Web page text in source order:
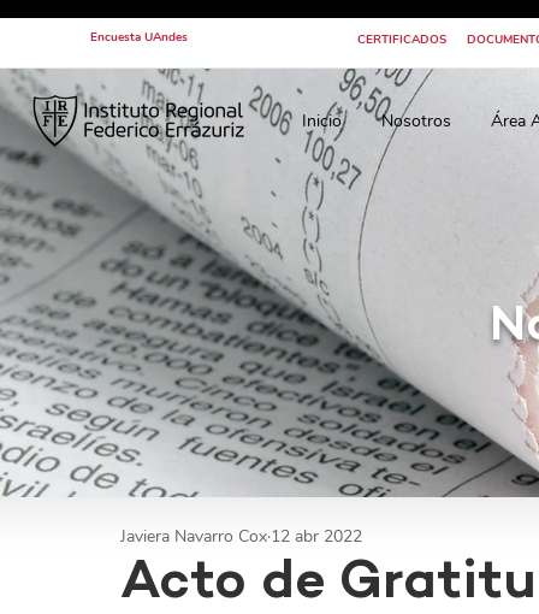
Encuesta UAndes CERTIFICADOS
Inicio Nosotros Área
Acto de
Javiera Navarro Cox 12 abr 2022